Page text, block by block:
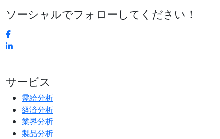
ソーシャルでフォローしてください！
サービス
需給分析
経済分析
業界分析
製品分析